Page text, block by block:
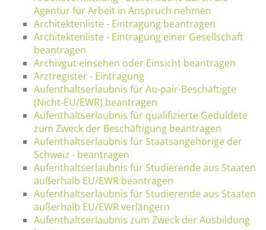
Agentur für Arbeit in Anspruch nehmen
Architektenliste - Eintragung beantragen
Architektenliste - Eintragung einer Gesellschaft
beantragen
Archivgut einsehen oder Einsicht beantragen
Arztregister - Eintragung
Aufenthaltserlaubnis für Au-pair-Beschäftigte
(Nicht-EU/EWR) beantragen
Aufenthaltserlaubnis für qualifizierte Geduldete
zum Zweck der Beschäftigung beantragen
Aufenthaltserlaubnis für Staatsangehörige der
Schweiz - beantragen
Aufenthaltserlaubnis für Studierende aus Staaten
außerhalb EU/EWR beantragen
Aufenthaltserlaubnis für Studierende aus Staaten
außerhalb EU/EWR verlängern
Aufenthaltserlaubnis zum Zweck der Ausbildung